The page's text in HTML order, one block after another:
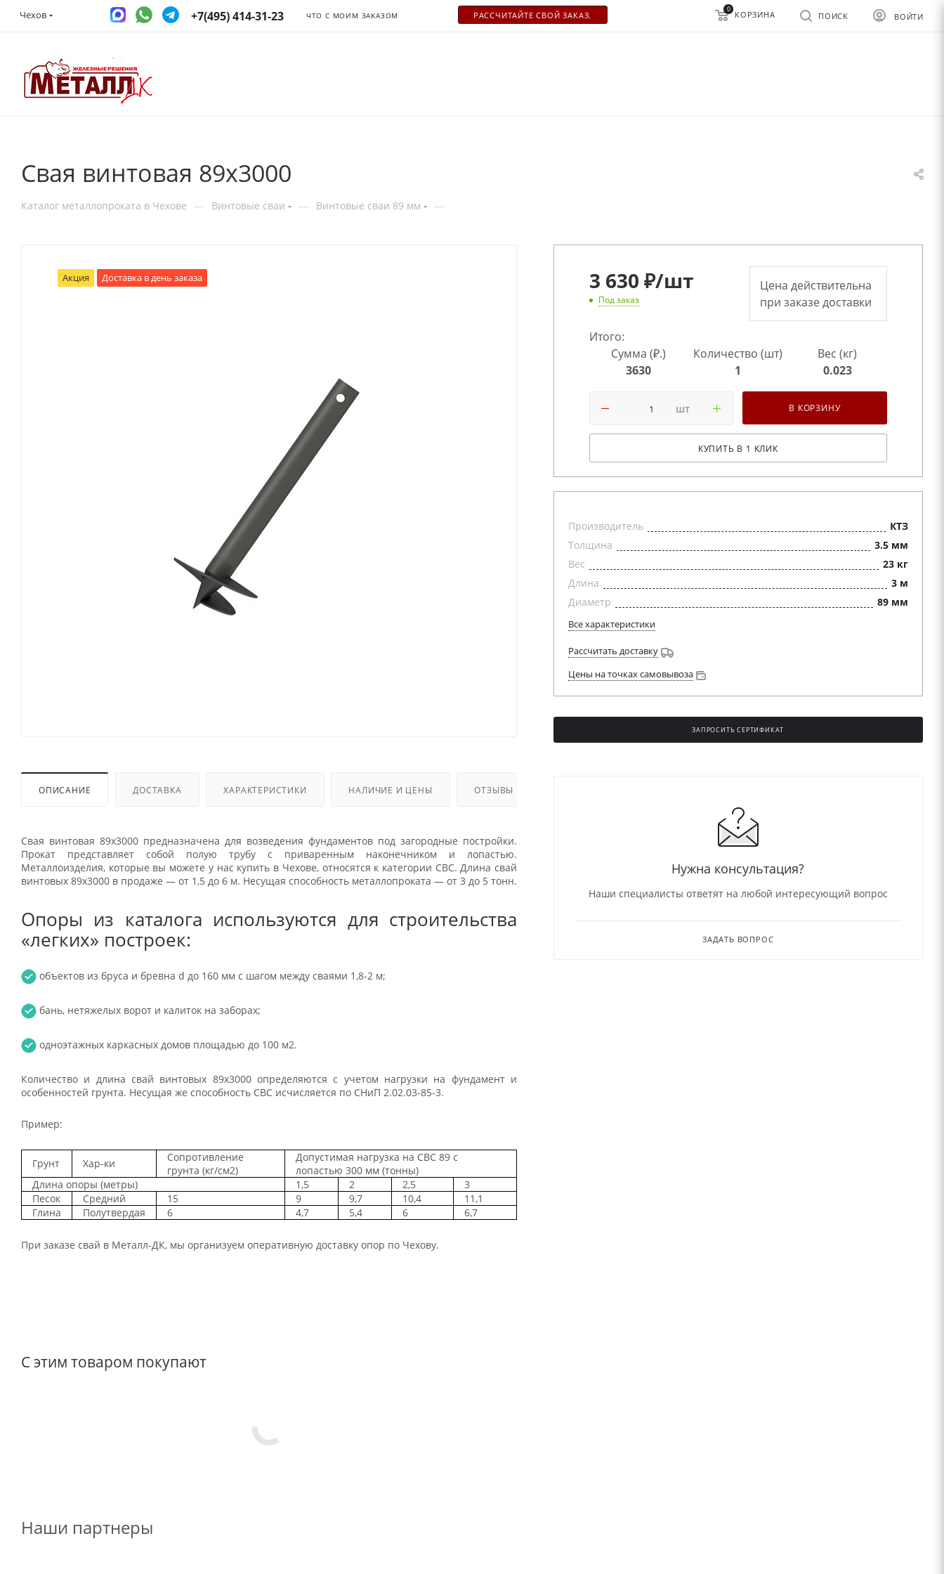
Чехов +7(495) 414-31-23 ЧТО С МОИМ ЗАКАЗОМ РАСCЧИТАЙТЕ СВОЙ ЗАКАЗ. ВОЙТИ
ПОИСК
0
КОРЗИНА
Свая винтовая 89x3000
Каталог металлопроката в Чехове — Винтовые сваи — Винтовые сваи 89 мм —
Акция Доставка в день заказа
ОПИСАНИЕ ДОСТАВКА ХАРАКТЕРИСТИКИ НАЛИЧИЕ И ЦЕНЫ ОТЗЫВЫ
Свая винтовая 89x3000 предназначена для возведения фундаментов под загородные постройки.
Прокат представляет собой полую трубу с приваренным наконечником и лопастью.
Металлоизделия, которые вы можете у нас купить в Чехове, относятся к категории СВС. Длина свай
винтовых 89x3000 в продаже — от 1,5 до 6 м. Несущая способность металлопроката — от 3 до 5 тонн.
Опоры из каталога используются для строительства
«легких» построек:
объектов из бруса и бревна d до 160 мм с шагом между сваями 1,8-2 м;
бань, нетяжелых ворот и калиток на заборах;
одноэтажных каркасных домов площадью до 100 м2.
Количество и длина свай винтовых 89x3000 определяются с учетом нагрузки на фундамент и
особенностей грунта. Несущая же способность СВС исчисляется по СНиП 2.02.03-85-3.
Пример:
Грунт Хар-ки
Сопротивление
грунта (кг/см2)
Допустимая нагрузка на СВС 89 с
лопастью 300 мм (тонны)
Длина опоры (метры)
1,5 2 2,5
3
Песок
Средний 15 9 9,7 10,4
11,1
Глина
Полутвердая 6 4,7 5,4 6 6,7
При заказе свай в Металл-ДК, мы организуем оперативную доставку опор по Чехову.
С этим товаром покупают
3 630 ₽/шт
Под заказ
Цена действительна
при заказе доставки
Итого:
Сумма (₽.)
3630
Количество (шт)
1
Вес (кг)
0.023
шт В КОРЗИНУ
КУПИТЬ В 1 КЛИК
Производитель
КТЗ
Толщина
3.5 мм
Вес
23 кг
Длина
3 м
Диаметр
89 мм
Все характеристики
Рассчитать доставку
Цены на точках самовывоза
ЗАПРОСИТЬ СЕРТИФИКАТ
Нужна консультация?
Наши специалисты ответят на любой интересующий вопрос
ЗАДАТЬ ВОПРОС
Наши партнеры